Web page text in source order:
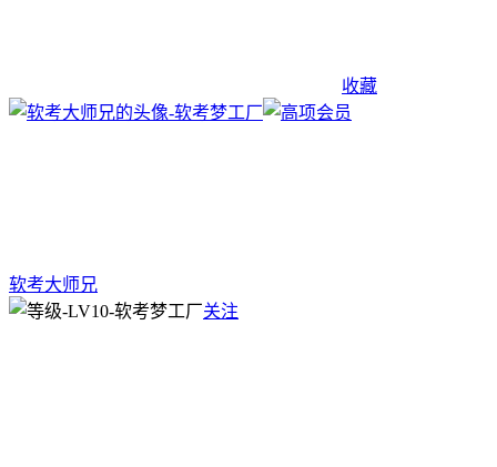
收藏
软考大师兄
关注